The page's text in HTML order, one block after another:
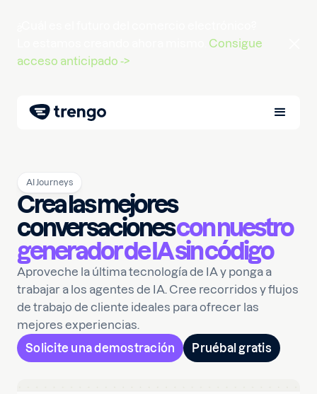
Consigue
acceso anticipado ->
AI Journeys
Crea las mejores
conversacionescon nuestro
generador de IA sin código
Aproveche la última tecnología de IA y ponga a
trabajar a los agentes de IA. Cree recorridos y flujos
de trabajo de cliente ideales para ofrecer las
mejores experiencias.
Solicite una demostración
Pruébal gratis